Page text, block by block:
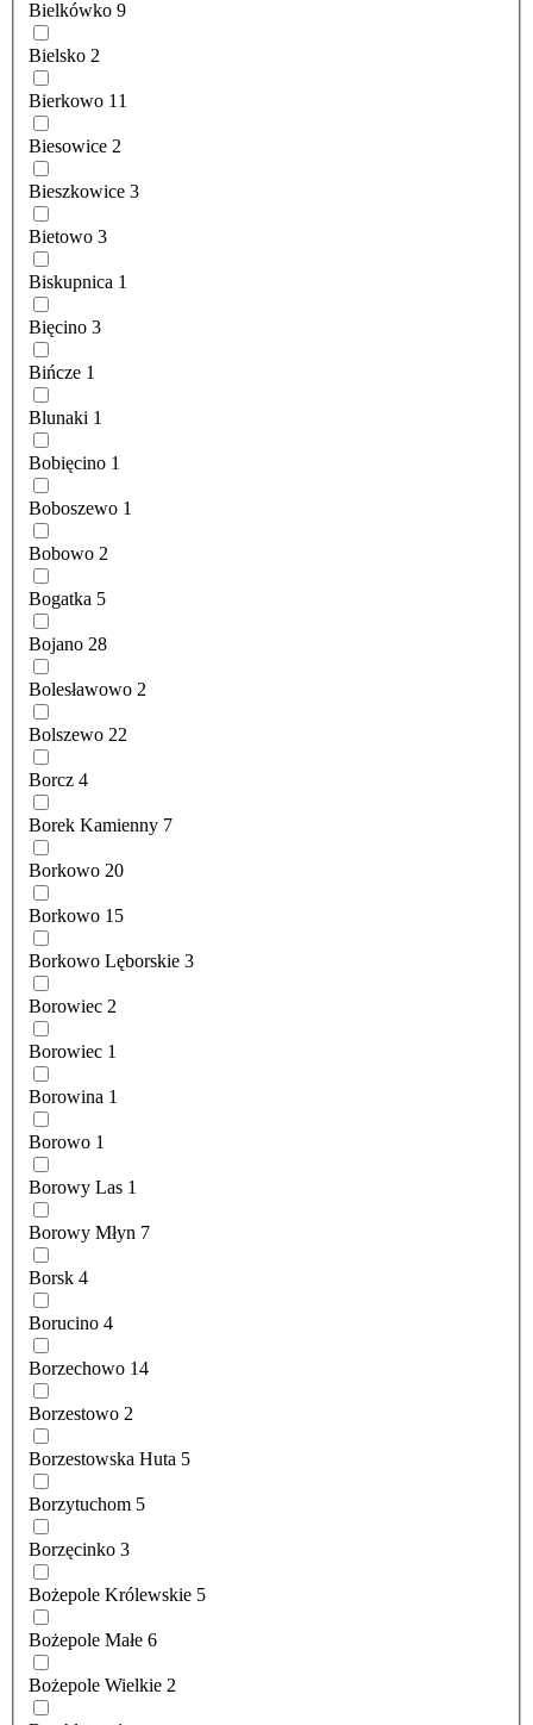
Bielkówko 9
Bielsko 2
Bierkowo 11
Biesowice 2
Bieszkowice 3
Bietowo 3
Biskupnica 1
Bięcino 3
Bińcze 1
Blunaki 1
Bobięcino 1
Boboszewo 1
Bobowo 2
Bogatka 5
Bojano 28
Bolesławowo 2
Bolszewo 22
Borcz 4
Borek Kamienny 7
Borkowo 20
Borkowo 15
Borkowo Lęborskie 3
Borowiec 2
Borowiec 1
Borowina 1
Borowo 1
Borowy Las 1
Borowy Młyn 7
Borsk 4
Borucino 4
Borzechowo 14
Borzestowo 2
Borzestowska Huta 5
Borzytuchom 5
Borzęcinko 3
Bożepole Królewskie 5
Bożepole Małe 6
Bożepole Wielkie 2